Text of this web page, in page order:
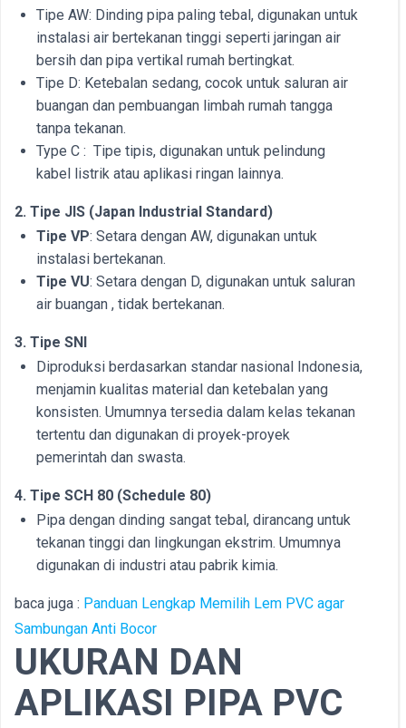
Tipe AW: Dinding pipa paling tebal, digunakan untuk
instalasi air bertekanan tinggi seperti jaringan air
bersih dan pipa vertikal rumah bertingkat.
Tipe D: Ketebalan sedang, cocok untuk saluran air
buangan dan pembuangan limbah rumah tangga
tanpa tekanan.
Type C : Tipe tipis, digunakan untuk pelindung
kabel listrik atau aplikasi ringan lainnya.
2. Tipe JIS (Japan Industrial Standard)
Tipe VP: Setara dengan AW, digunakan untuk
instalasi bertekanan.
Tipe VU: Setara dengan D, digunakan untuk saluran
air buangan , tidak bertekanan.
3. Tipe SNI
Diproduksi berdasarkan standar nasional Indonesia,
menjamin kualitas material dan ketebalan yang
konsisten. Umumnya tersedia dalam kelas tekanan
tertentu dan digunakan di proyek-proyek
pemerintah dan swasta.
4. Tipe SCH 80 (Schedule 80)
Pipa dengan dinding sangat tebal, dirancang untuk
tekanan tinggi dan lingkungan ekstrim. Umumnya
digunakan di industri atau pabrik kimia.
baca juga : Panduan Lengkap Memilih Lem PVC agar
Sambungan Anti Bocor
UKURAN DAN
APLIKASI PIPA PVC